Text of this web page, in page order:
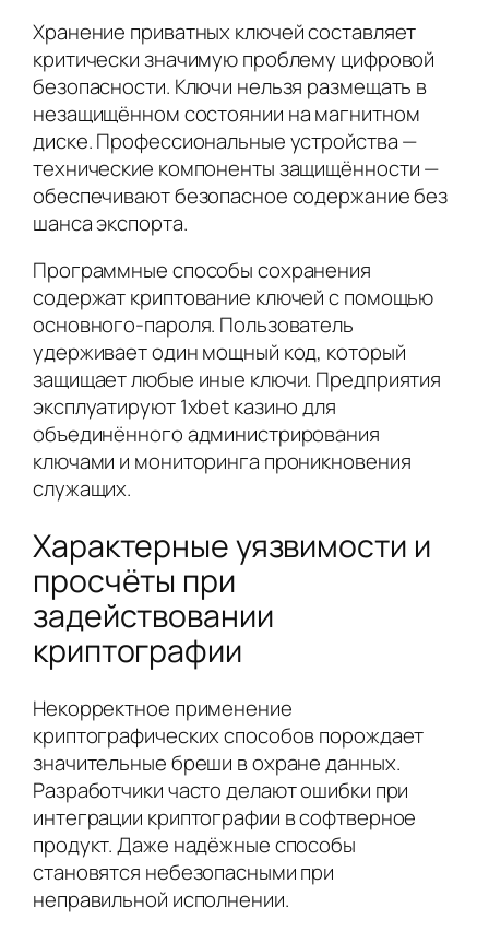
Хранение приватных ключей составляет
критически значимую проблему цифровой
безопасности. Ключи нельзя размещать в
незащищённом состоянии на магнитном
диске. Профессиональные устройства —
технические компоненты защищённости —
обеспечивают безопасное содержание без
шанса экспорта.
Программные способы сохранения
содержат криптование ключей с помощью
основного-пароля. Пользователь
удерживает один мощный код, который
защищает любые иные ключи. Предприятия
эксплуатируют 1xbet казино для
объединённого администрирования
ключами и мониторинга проникновения
служащих.
Характерные уязвимости и
просчёты при
задействовании
криптографии
Некорректное применение
криптографических способов порождает
значительные бреши в охране данных.
Разработчики часто делают ошибки при
интеграции криптографии в софтверное
продукт. Даже надёжные способы
становятся небезопасными при
неправильной исполнении.